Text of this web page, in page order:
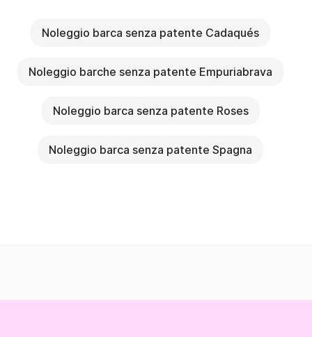
Noleggio barca senza patente Cadaqués
Noleggio barche senza patente Empuriabrava
Noleggio barca senza patente Roses
Noleggio barca senza patente Spagna